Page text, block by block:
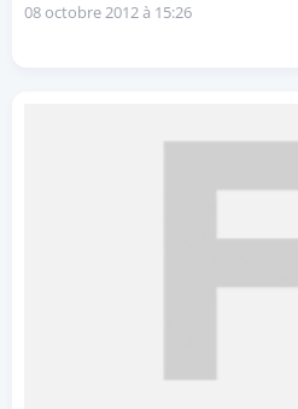
08 octobre 2012 à 15:26